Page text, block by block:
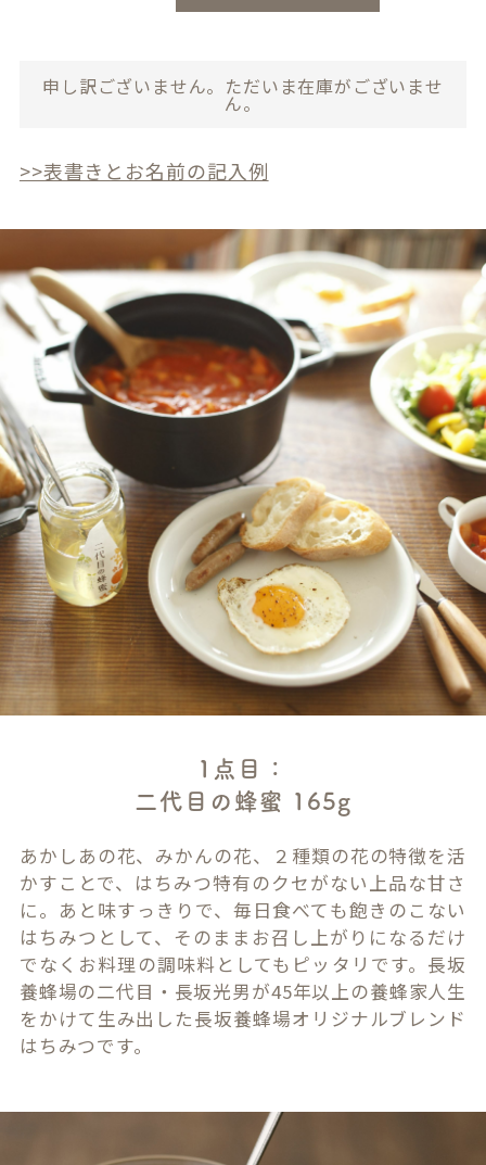
申し訳ございません。ただいま在庫がございませ
ん。
>>表書きとお名前の記入例
1点目：
二代目の蜂蜜 165g
あかしあの花、みかんの花、２種類の花の特徴を活
かすことで、はちみつ特有のクセがない上品な甘さ
に。あと味すっきりで、毎日食べても飽きのこない
はちみつとして、そのままお召し上がりになるだけ
でなくお料理の調味料としてもピッタリです。長坂
養蜂場の二代目・長坂光男が45年以上の養蜂家人生
をかけて生み出した長坂養蜂場オリジナルブレンド
はちみつです。